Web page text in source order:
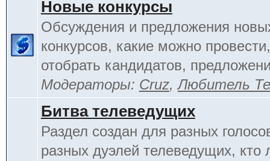
Новые конкурсы
Обсуждения и предложения
конкурсов, какие можно
отобрать кандидатов,
Модераторы: Cruz,Любитель
Битва телеведущих
Раздел создан для разных
разных дуэлей телеведущих, кто